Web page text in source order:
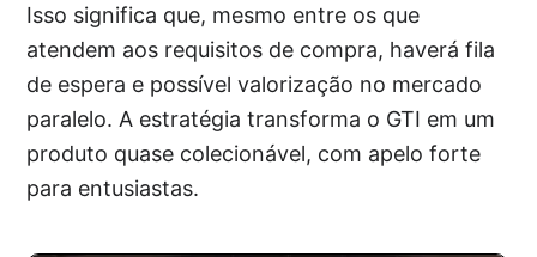
Isso significa que, mesmo entre os que
atendem aos requisitos de compra, haverá fila
de espera e possível valorização no mercado
paralelo. A estratégia transforma o GTI em um
produto quase colecionável, com apelo forte
para entusiastas.